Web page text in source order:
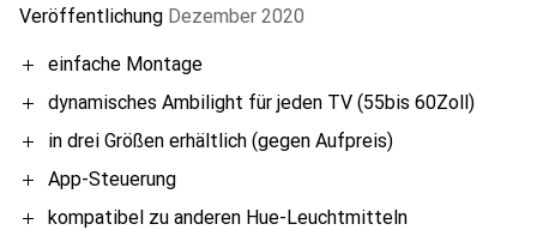
Veröffentlichung Dezember 2020
einfache Montage
dynamisches Ambilight für jeden TV (55bis 60Zoll)
in drei Größen erhältlich (gegen Aufpreis)
App-Steuerung
kompatibel zu anderen Hue-Leuchtmitteln